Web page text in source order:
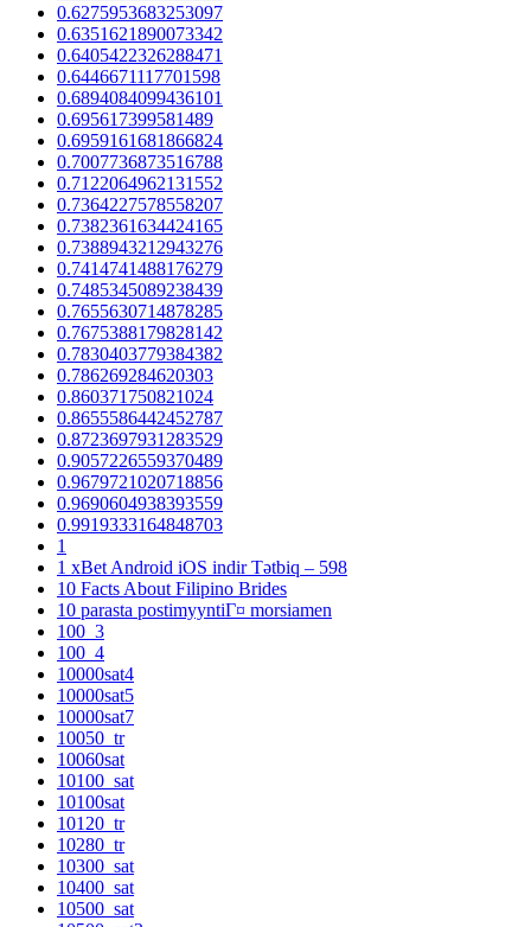
0.6275953683253097
0.6351621890073342
0.6405422326288471
0.6446671117701598
0.6894084099436101
0.695617399581489
0.6959161681866824
0.7007736873516788
0.7122064962131552
0.7364227578558207
0.7382361634424165
0.7388943212943276
0.7414741488176279
0.7485345089238439
0.7655630714878285
0.7675388179828142
0.7830403779384382
0.786269284620303
0.860371750821024
0.8655586442452787
0.8723697931283529
0.9057226559370489
0.9679721020718856
0.9690604938393559
0.9919333164848703
1
1 xBet Android iOS indir Tətbiq – 598
10 Facts About Filipino Brides
10 parasta postimyyntiГ¤ morsiamen
100_3
100_4
10000sat4
10000sat5
10000sat7
10050_tr
10060sat
10100_sat
10100sat
10120_tr
10280_tr
10300_sat
10400_sat
10500_sat